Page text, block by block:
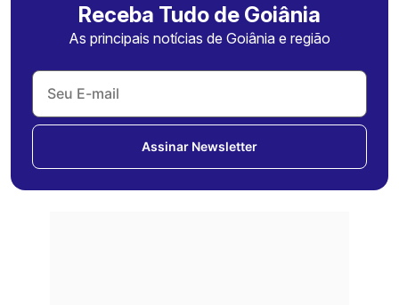
Receba Tudo de Goiânia
As principais notícias de Goiânia e região
Assinar Newsletter